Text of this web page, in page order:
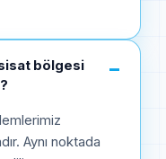
bölgesi
−
Aynı noktada